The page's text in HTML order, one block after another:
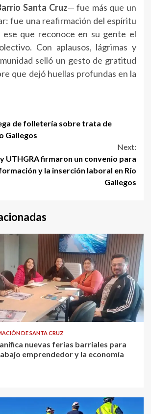
Santa Cruz— fue más que un
fue una reafirmación del espíritu
ese que reconoce en su gente el
Con aplausos, lágrimas y
selló un gesto de gratitud
que dejó huellas profundas en la
de folletería sobre trata de
Gallegos
Next:
UTHGRA firmaron un convenio para
y la inserción laboral en Río
Gallegos
DE SANTA CRUZ
nuevas ferias barriales para
emprendedor y la economía